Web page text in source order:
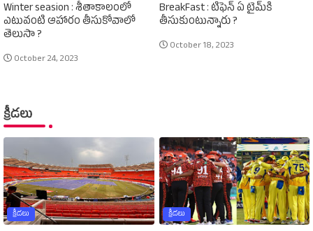
Winter seasion : శీతాకాలంలో
ఎటువంటి ఆహారం తీసుకోవాలో
తెలుసా ?
October 24, 2023
BreakFast : టిఫెన్‌ ఏ టైమ్‌కి
తీసుకుంటున్నారు ?
October 18, 2023
క్రీడలు
క్రీడలు క్రీడలు